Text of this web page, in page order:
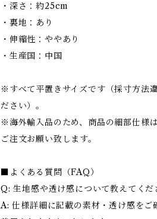
・深さ：約25cm
・裏地：あり
・伸縮性：ややあり
・生産国：中国
※すべて平置きサイズです（採寸方法
ださい）。
※海外輸入品のため、商品の細部仕様
ご注文お願い致します。
■よくある質問（FAQ）
Q: 生地感や透け感について教えてくだ
A: 仕様詳細に記載の素材・透け感を